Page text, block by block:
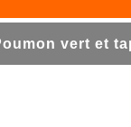
vert et